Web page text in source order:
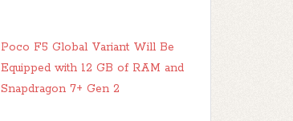
Poco F5 Global Variant Will Be
Equipped with 12 GB of RAM and
Snapdragon 7+ Gen 2